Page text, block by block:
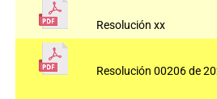
Resolución xx
Resolución 00206 de